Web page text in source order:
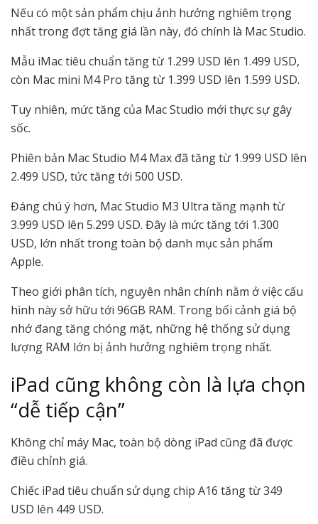
Nếu có một sản phẩm chịu ảnh hưởng nghiêm trọng
nhất trong đợt tăng giá lần này, đó chính là Mac Studio.
Mẫu iMac tiêu chuẩn tăng từ 1.299 USD lên 1.499 USD,
còn Mac mini M4 Pro tăng từ 1.399 USD lên 1.599 USD.
Tuy nhiên, mức tăng của Mac Studio mới thực sự gây
sốc.
Phiên bản Mac Studio M4 Max đã tăng từ 1.999 USD lên
2.499 USD, tức tăng tới 500 USD.
Đáng chú ý hơn, Mac Studio M3 Ultra tăng mạnh từ
3.999 USD lên 5.299 USD. Đây là mức tăng tới 1.300
USD, lớn nhất trong toàn bộ danh mục sản phẩm
Apple.
Theo giới phân tích, nguyên nhân chính nằm ở việc cấu
hình này sở hữu tới 96GB RAM. Trong bối cảnh giá bộ
nhớ đang tăng chóng mặt, những hệ thống sử dụng
lượng RAM lớn bị ảnh hưởng nghiêm trọng nhất.
iPad cũng không còn là lựa chọn
“dễ tiếp cận”
Không chỉ máy Mac, toàn bộ dòng iPad cũng đã được
điều chỉnh giá.
Chiếc iPad tiêu chuẩn sử dụng chip A16 tăng từ 349
USD lên 449 USD.